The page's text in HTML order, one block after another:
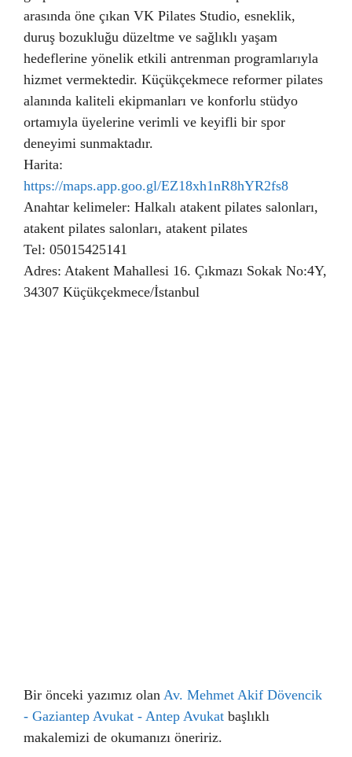
arasında öne çıkan VK Pilates Studio, esneklik,
duruş bozukluğu düzeltme ve sağlıklı yaşam
hedeflerine yönelik etkili antrenman programlarıyla
hizmet vermektedir. Küçükçekmece reformer pilates
alanında kaliteli ekipmanları ve konforlu stüdyo
ortamıyla üyelerine verimli ve keyifli bir spor
deneyimi sunmaktadır.
Harita:
https://maps.app.goo.gl/EZ18xh1nR8hYR2fs8
Anahtar kelimeler: Halkalı atakent pilates salonları,
atakent pilates salonları, atakent pilates
Tel: 05015425141
Adres: Atakent Mahallesi 16. Çıkmazı Sokak No:4Y,
34307 Küçükçekmece/İstanbul
Bir önceki yazımız olan Av. Mehmet Akif Dövencik
- Gaziantep Avukat - Antep Avukat başlıklı
makalemizi de okumanızı öneririz.